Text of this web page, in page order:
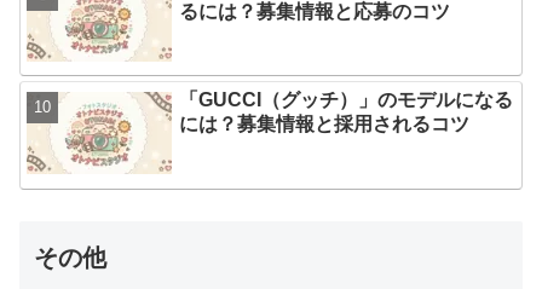
るには？募集情報と応募のコツ
「GUCCI（グッチ）」のモデルになる
には？募集情報と採用されるコツ
その他